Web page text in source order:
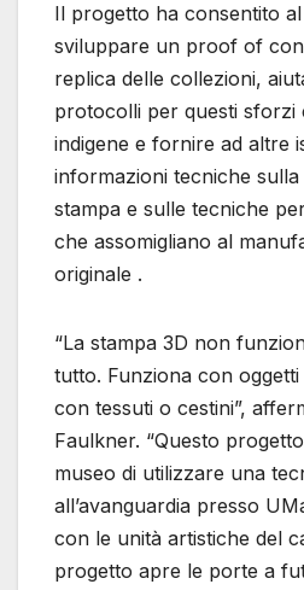
Il progetto ha consentito
sviluppare un proof of
replica delle collezioni,
protocolli per questi sforzi
indigene e fornire ad altre
informazioni tecniche
stampa e sulle tecniche
che assomigliano al
originale .
“La stampa 3D non
tutto. Funziona con
con tessuti o cestini”,
Faulkner. “Questo
museo di utilizzare una
all’avanguardia presso
con le unità artistiche del
progetto apre le porte a